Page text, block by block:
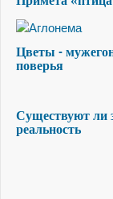
Цветы -
поверья
Существуют ли
реальность